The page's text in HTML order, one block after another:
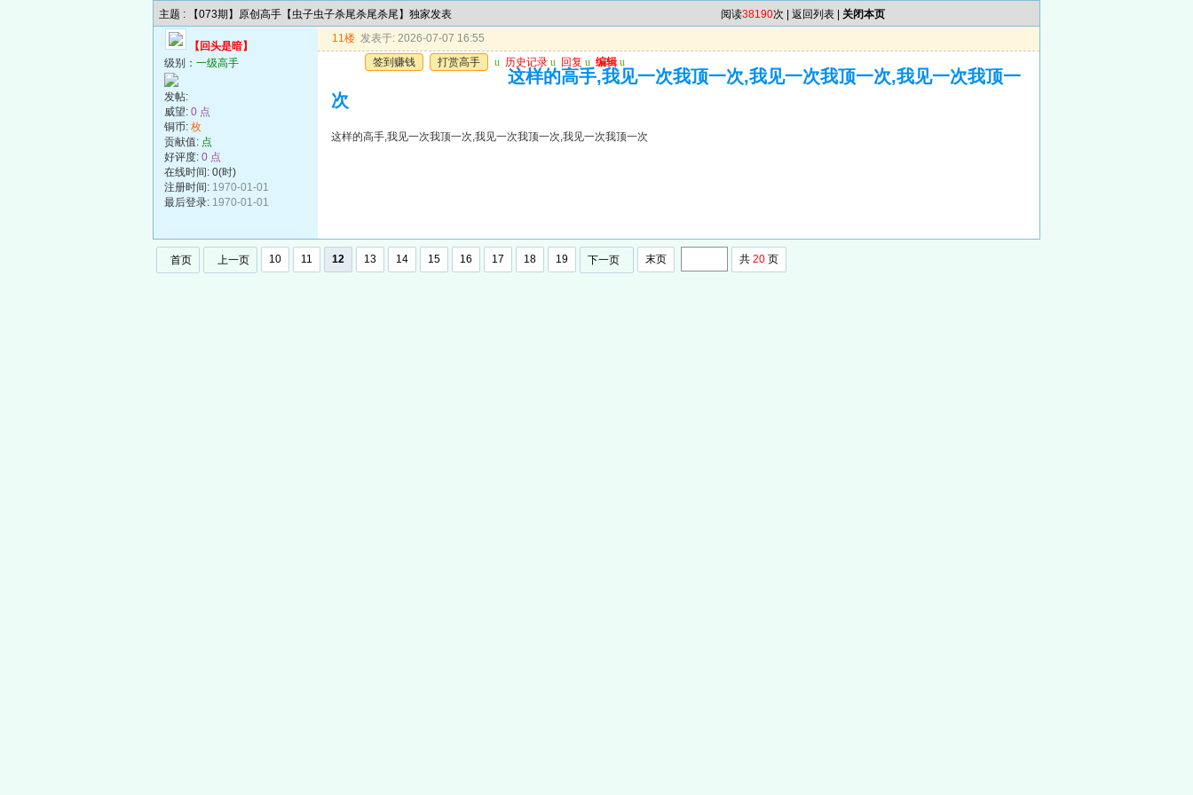
主题 : 【073期】原创高手【虫子虫子杀尾杀尾杀尾】独家发表 阅读38190次 | 返回列表 关闭本页
【回头是暗】
级别： 一级高手
发帖:
威望: 0 点
铜币: 枚
贡献值: 点
好评度: 0 点
在线时间: 0(时)
注册时间: 1970-01-01
最后登录: 1970-01-01
11楼 发表于: 2026-07-07 16:55
签到赚钱
打赏高手 u 历史记录 u 回复 u 编辑 u
这样的高手,我见一次我顶一次,我见一次我顶一次,我见一次我顶一
次
这样的高手,我见一次我顶一次,我见一次我顶一次,我见一次我顶一次
首页 上一页 10 11 12 13 14 15 16 17 18 19 下一页 末页 共 20 页